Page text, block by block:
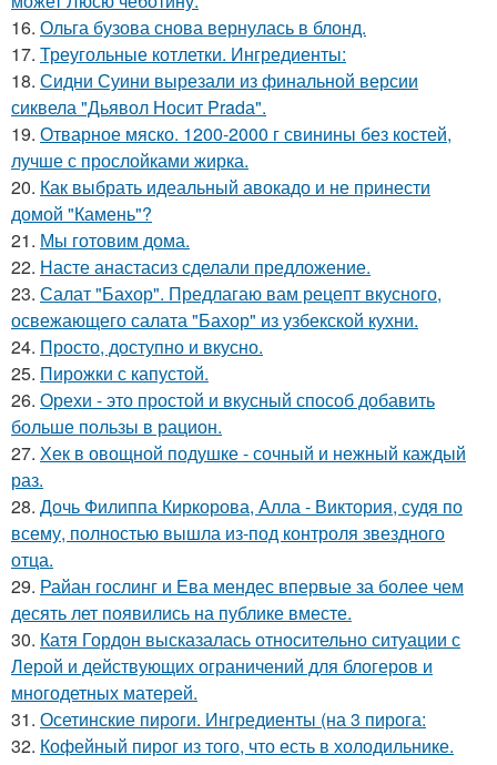
16. Ольга бузова снова вернулась в блонд.
17. Треугольные котлетки. Ингредиенты:
18. Сидни Суини вырезали из финальной версии
сиквела "Дьявол Носит Pradа".
19. Отварное мяско. 1200-2000 г свинины без костей,
лучше с прослойками жирка.
20. Как выбрать идеальный авокадо и не принести
домой "Камень"?
21. Мы готовим дома.
22. Насте анастасиз сделали предложение.
23. Салат "Бахор". Предлагаю вам рецепт вкусного,
освежающего салата "Бахор" из узбекской кухни.
24. Просто, доступно и вкусно.
25. Пирожки с капустой.
26. Орехи - это простой и вкусный способ добавить
больше пользы в рацион.
27. Хек в овощной подушке - сочный и нежный каждый
раз.
28. Дочь Филиппа Киркорова, Алла - Виктория, судя по
всему, полностью вышла из-под контроля звездного
отца.
29. Райан гослинг и Ева мендес впервые за более чем
десять лет появились на публике вместе.
30. Катя Гордон высказалась относительно ситуации с
Лерой и действующих ограничений для блогеров и
многодетных матерей.
31. Осетинские пироги. Ингредиенты (на 3 пирога:
32. Кофейный пирог из того, что есть в холодильнике.